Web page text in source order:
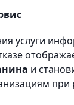
услуги
и
при